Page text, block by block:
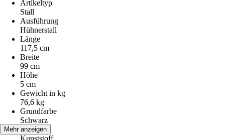
Artikeltyp
Stall
Ausführung
Hühnerstall
Länge
117,5 cm
Breite
99 cm
Höhe
5 cm
Gewicht in kg
76,6 kg
Grundfarbe
Schwarz
Material
Kunststoff
Mehr anzeigen